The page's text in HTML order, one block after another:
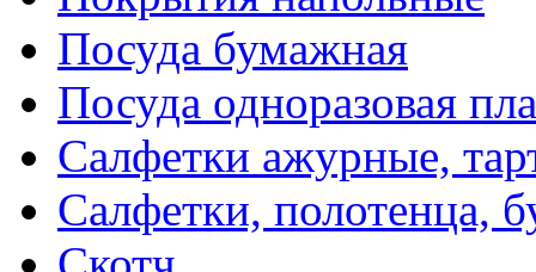
Посуда бумажная
Посуда одноразовая
Салфетки ажурные,
Салфетки, полотенца,